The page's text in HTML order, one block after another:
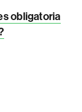
obligatoria